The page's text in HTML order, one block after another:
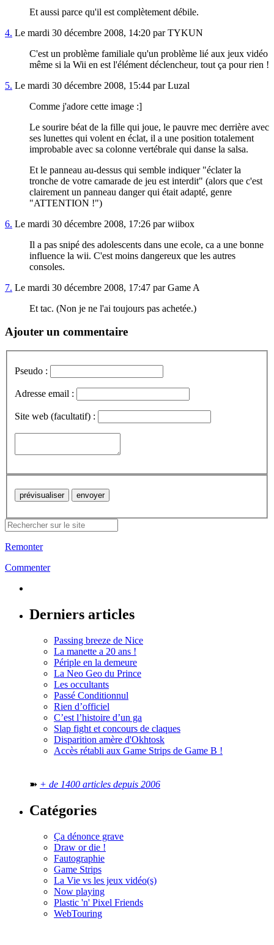
Et aussi parce qu'il est complètement débile.
4. Le mardi 30 décembre 2008, 14:20 par TYKUN
C'est un problème familiale qu'un problème lié aux jeux vidéo
même si la Wii en est l'élément déclencheur, tout ça pour rien !
5. Le mardi 30 décembre 2008, 15:44 par Luzal
Comme j'adore cette image :]
Le sourire béat de la fille qui joue, le pauvre mec derrière avec
ses lunettes qui volent en éclat, il a une position totalement
improbable avec sa colonne vertébrale qui danse la salsa.
Et le panneau au-dessus qui semble indiquer "éclater la
tronche de votre camarade de jeu est interdit" (alors que c'est
clairement un panneau danger qui était adapté, genre
"ATTENTION !")
6. Le mardi 30 décembre 2008, 17:26 par wiibox
Il a pas snipé des adolescents dans une ecole, ca a une bonne
influence la wii. C'est moins dangereux que les autres
consoles.
7. Le mardi 30 décembre 2008, 17:47 par Game A
Et tac. (Non je ne l'ai toujours pas achetée.)
Ajouter un commentaire
Pseudo :
Adresse email :
Site web (facultatif) :
Remonter
Commenter
Derniers articles
Passing breeze de Nice
La manette a 20 ans !
Périple en la demeure
La Neo Geo du Prince
Les occultants
Passé Conditionnul
Rien d’officiel
C’est l’histoire d’un ga
Slap fight et concours de claques
Disparition amère d'Okhtosk
Accès rétabli aux Game Strips de Game B !
➽ + de 1400 articles depuis 2006
Catégories
Ça dénonce grave
Draw or die !
Fautographie
Game Strips
La Vie vs les jeux vidéo(s)
Now playing
Plastic 'n' Pixel Friends
WebTouring